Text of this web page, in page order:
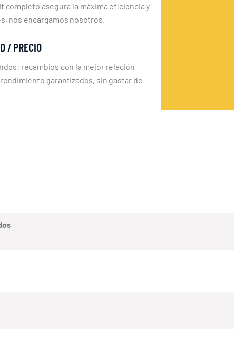
completo asegura la máxima eficiencia y
nos encargamos nosotros.
/ PRECIO
recambios con la mejor relación
garantizados, sin gastar de